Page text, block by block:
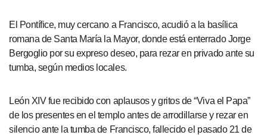
El Pontífice, muy cercano a Francisco, acudió a la basílica
romana de Santa María la Mayor, donde está enterrado Jorge
Bergoglio por su expreso deseo, para rezar en privado ante su
tumba, según medios locales.
León XIV fue recibido con aplausos y gritos de “Viva el Papa”
de los presentes en el templo antes de arrodillarse y rezar en
silencio ante la tumba de Francisco, fallecido el pasado 21 de